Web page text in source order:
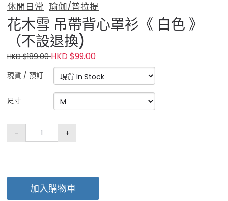
休閒日常 瑜伽/普拉提
花木雪 吊帶背心罩衫《 白色 》
（不設退換)
HKD $189.00HKD $99.00
現貨 / 預訂
尺寸
- +
加入購物車